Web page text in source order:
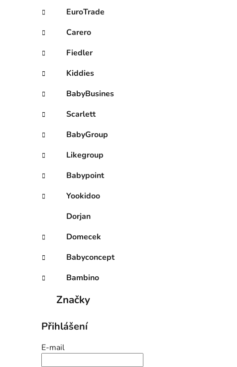
EuroTrade
Carero
Fiedler
Kiddies
BabyBusines
Scarlett
BabyGroup
Likegroup
Babypoint
Yookidoo
Dorjan
Domecek
Babyconcept
Bambino
Značky
Přihlášení
E-mail